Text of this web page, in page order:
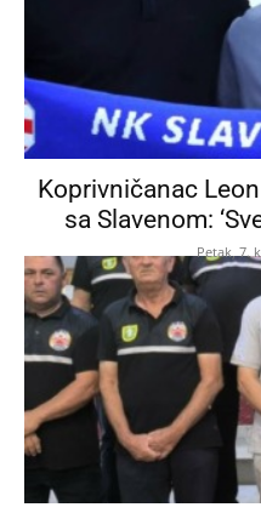
Koprivničanac
sa Slavenom:
Petak, 7.